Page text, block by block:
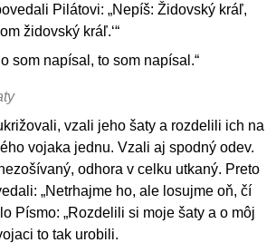
Pilátovi: „Nepíš: Židovský kráľ,
židovský kráľ.‘“
som napísal, to som napísal.“
vzali jeho šaty a rozdelili ich na
vojaka jednu. Vzali aj spodný odev.
odhora v celku utkaný. Preto
„Netrhajme ho, ale losujme oň, čí
Písmo: „Rozdelili si moje šaty a o môj
to tak urobili.